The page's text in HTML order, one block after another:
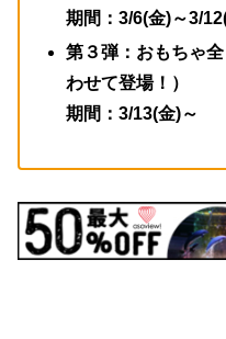
期間： 3/6(金)～3/
第３弾：おもちゃ
わせて登場！）
期間： 3/13(金)～